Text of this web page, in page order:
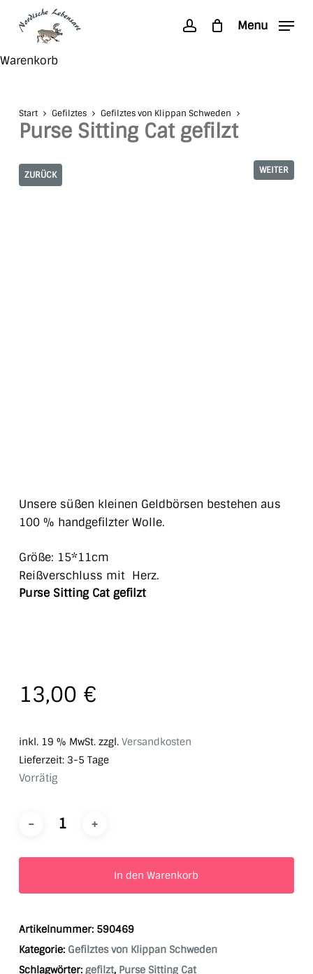
content
accountMenu
WarenkorbClose
Start Gefilztes Gefilztes von Klippan Schweden
Purse Sitting Cat gefilzt
ZURÜCK WEITER
Unsere süßen kleinen Geldbörsen bestehen aus
100 % handgefilzter Wolle.
Größe: 15*11cm
Reißverschluss mit Herz.
Purse Sitting Cat gefilzt
13,00 €
inkl. 19 % MwSt. zzgl. Versandkosten
Lieferzeit: 3-5 Tage
Vorrätig
In den Warenkorb
Artikelnummer: 590469
Kategorie: Gefilztes von Klippan Schweden
Schlagwörter: gefilzt, Purse Sitting Cat